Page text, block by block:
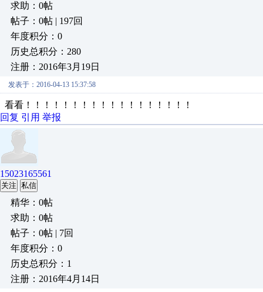
求助：0帖
帖子：0帖 | 197回
年度积分：0
历史总积分：280
注册：2016年3月19日
发表于：2016-04-13 15:37:58
看看！！！！！！！！！！！！！！！！！！
回复 引用 举报
15023165561
关注 私信
精华：0帖
求助：0帖
帖子：0帖 | 7回
年度积分：0
历史总积分：1
注册：2016年4月14日